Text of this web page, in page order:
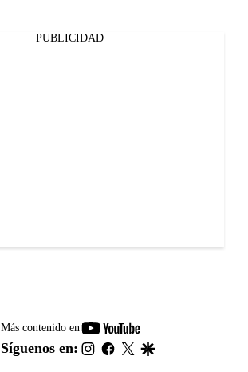
PUBLICIDAD
Más contenido en
youtube-
footer
Síguenos en: instagram
facebook
twitter